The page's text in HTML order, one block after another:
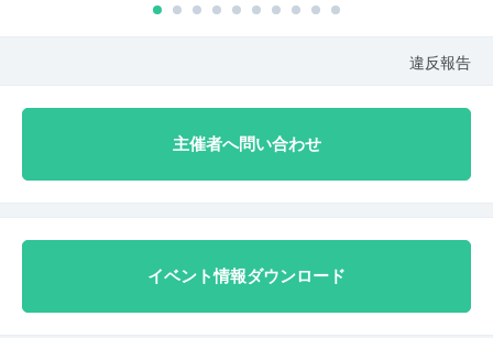
違反報告
主催者へ問い合わせ
イベント情報ダウンロード